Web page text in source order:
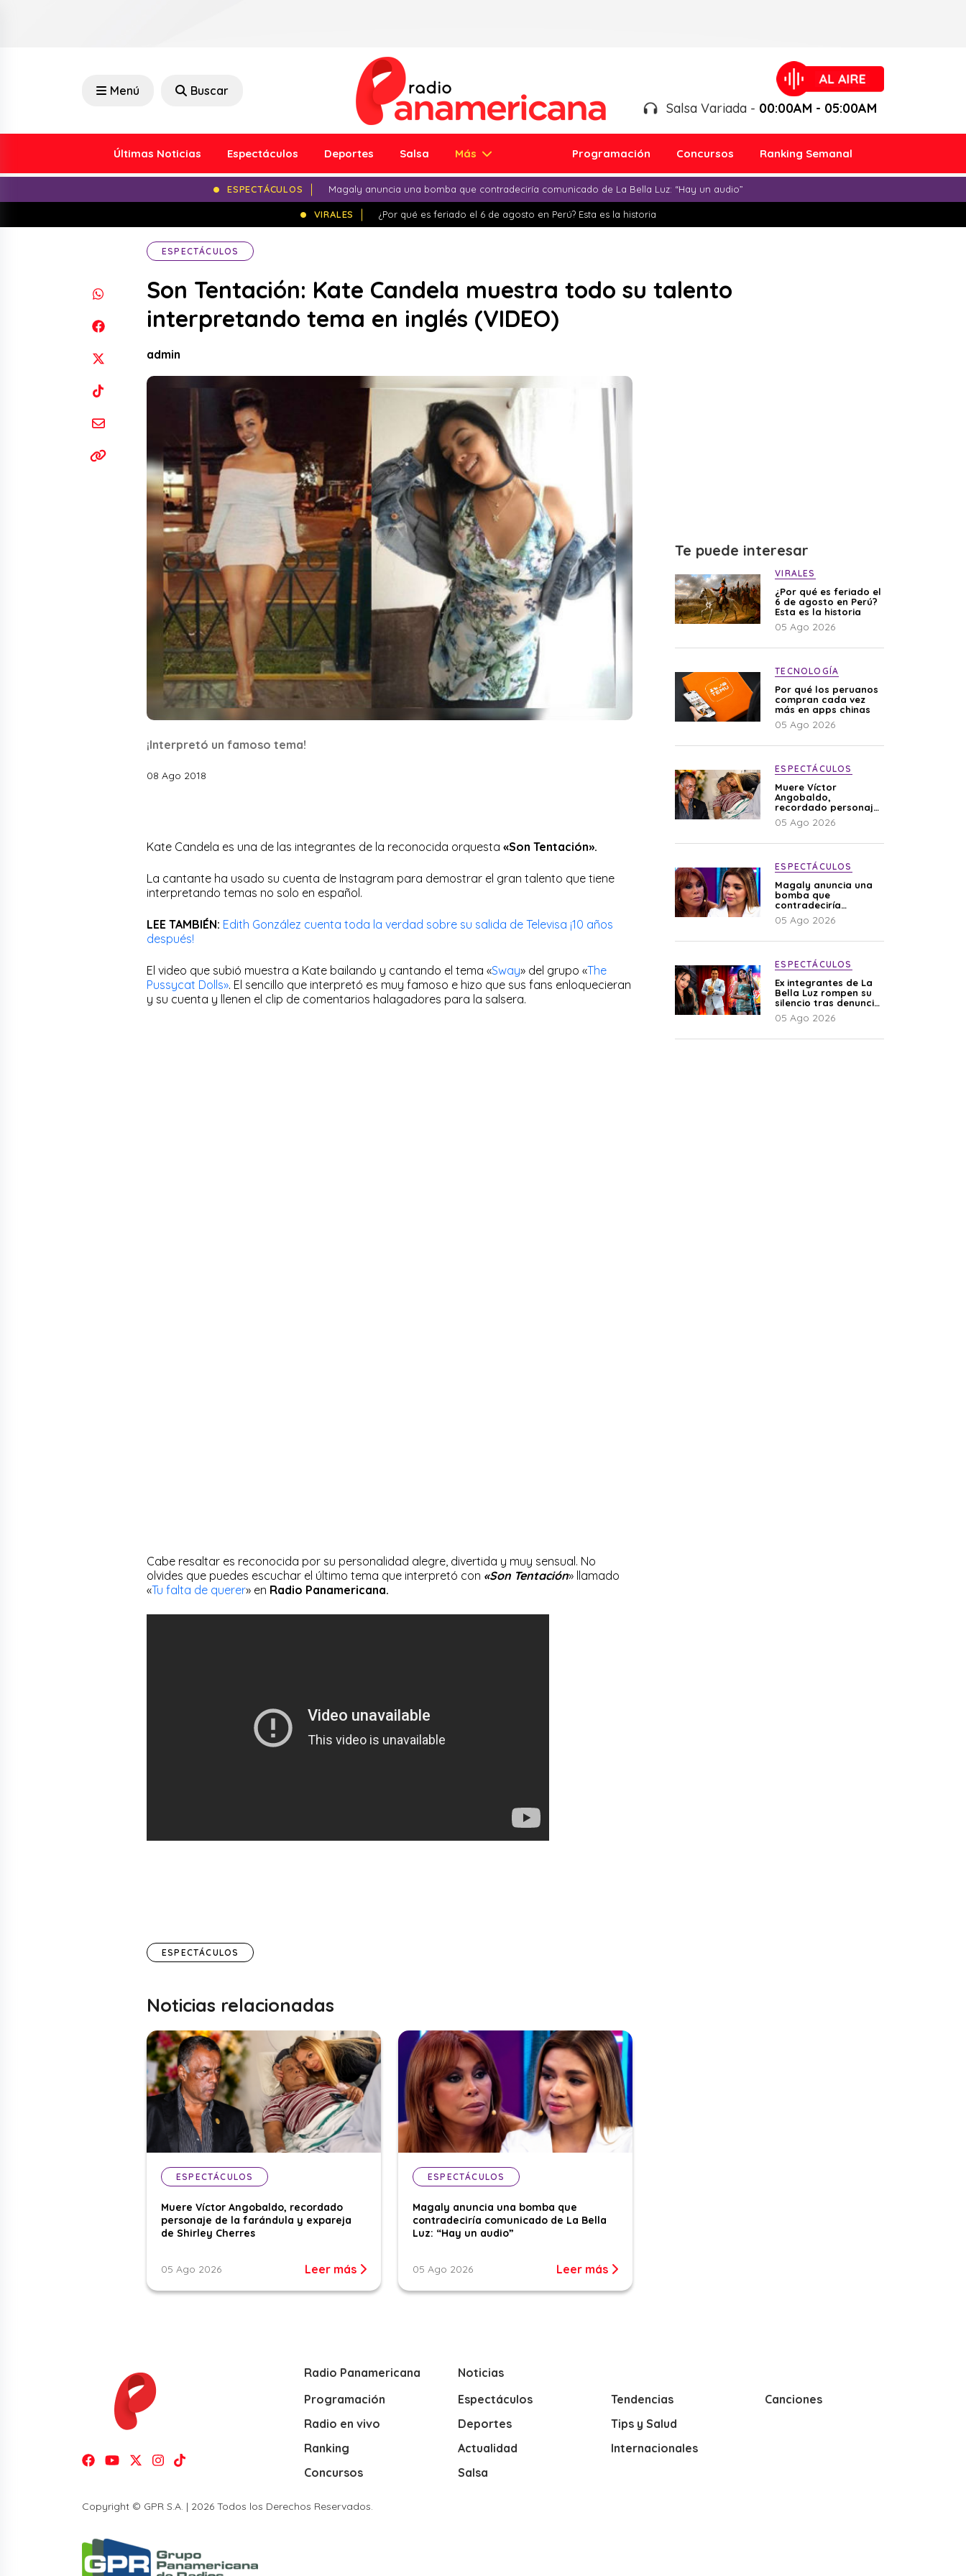
Menú Buscar
Salsa Variada - 00:00AM - 05:00AM
Últimas Noticias Espectáculos Deportes Salsa Más Programación Concursos Ranking Semanal
ESPECTÁCULOS Magaly anuncia una bomba que contradeciría comunicado de La Bella Luz: “Hay un audio”
VIRALES ¿Por qué es feriado el 6 de agosto en Perú? Esta es la historia
ESPECTÁCULOS
Son Tentación: Kate Candela muestra todo su talento
interpretando tema en inglés (VIDEO)
admin
¡Interpretó un famoso tema!
08 Ago 2018
Kate Candela es una de las integrantes de la reconocida orquesta «Son Tentación».
La cantante ha usado su cuenta de Instagram para demostrar el gran talento que tiene
interpretando temas no solo en español.
LEE TAMBIÉN: Edith González cuenta toda la verdad sobre su salida de Televisa ¡10 años
después!
El video que subió muestra a Kate bailando y cantando el tema «Sway» del grupo «The
Pussycat Dolls». El sencillo que interpretó es muy famoso e hizo que sus fans enloquecieran
y su cuenta y llenen el clip de comentarios halagadores para la salsera.
Cabe resaltar es reconocida por su personalidad alegre, divertida y muy sensual. No
olvides que puedes escuchar el último tema que interpretó con «Son Tentación» llamado
«Tu falta de querer» en Radio Panamericana.
ESPECTÁCULOS
Noticias relacionadas
ESPECTÁCULOS
Muere Víctor Angobaldo, recordado
personaje de la farándula y expareja
de Shirley Cherres
05 Ago 2026 Leer más
ESPECTÁCULOS
Magaly anuncia una bomba que
contradeciría comunicado de La Bella
Luz: “Hay un audio”
05 Ago 2026 Leer más
Te puede interesar
VIRALES
¿Por qué es feriado el
6 de agosto en Perú?
Esta es la historia
05 Ago 2026
TECNOLOGÍA
Por qué los peruanos
compran cada vez
más en apps chinas
05 Ago 2026
ESPECTÁCULOS
Muere Víctor
Angobaldo,
recordado personaje
de la farándula y
expareja de Shirley
05 Ago 2026
ESPECTÁCULOS
Magaly anuncia una
bomba que
contradeciría
comunicado de La
Bella Luz: “Hay un
05 Ago 2026
ESPECTÁCULOS
Ex integrantes de La
Bella Luz rompen su
silencio tras denuncia
de Naldy: “Todo el
mundo lo sabía”
05 Ago 2026
Radio Panamericana
Programación
Radio en vivo
Ranking
Concursos
Noticias
Espectáculos
Deportes
Actualidad
Salsa
Tendencias
Tips y Salud
Internacionales
Canciones
Copyright © GPR S.A. | 2026 Todos los Derechos Reservados.